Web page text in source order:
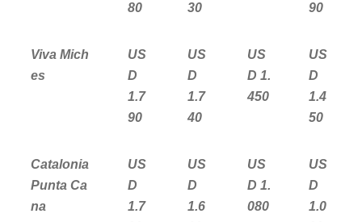
80
30
90
Viva Mich
es
US
D
1.7
90
US
D
1.7
40
US
D 1.
450
US
D
1.4
50
Catalonia
Punta Ca
na
US
D
1.7
US
D
1.6
US
D 1.
080
US
D
1.0